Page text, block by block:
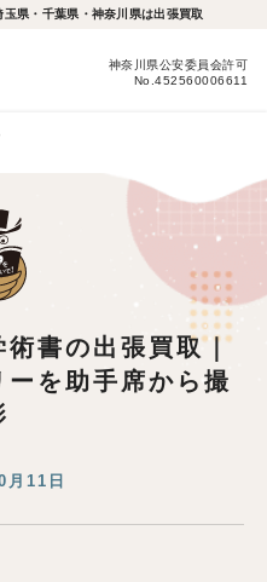
県・千葉県・神奈川県は出張買取
神奈川県公安委員会許可
No.452560006611
術書の出張買取｜
を助手席から撮
月11日